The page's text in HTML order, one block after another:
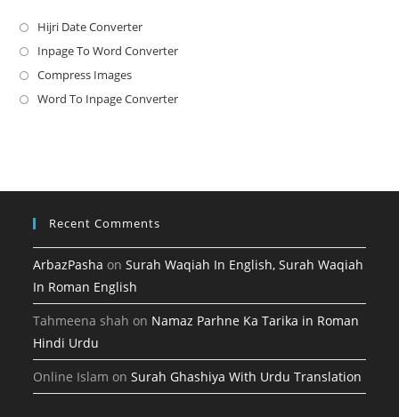
Hijri Date ConverterOpens
in
new
Inpage To Word ConverterOpens
a
Compress ImagesOpens
in
Word To Inpage ConverterOpens
tab
Recent Comments
ArbazPasha onSurah Waqiah In English, Surah Waqiah
In Roman English
Tahmeena shah on Namaz Parhne Ka Tarika in Roman
Hindi Urdu
Online Islam onSurah Ghashiya With Urdu Translation